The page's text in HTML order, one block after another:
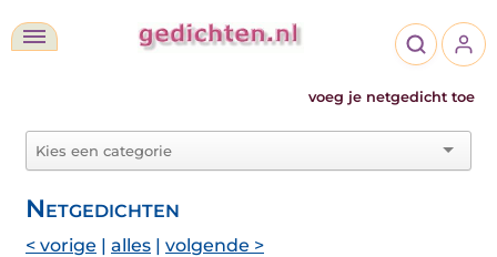
voeg je netgedicht toe
Netgedichten
< vorige | alles | volgende >